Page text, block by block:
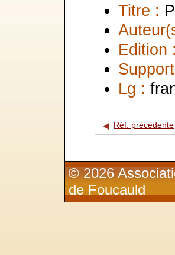
Titre :
Edition :
Lg :
Réf. précédente
© 2026
de Foucauld